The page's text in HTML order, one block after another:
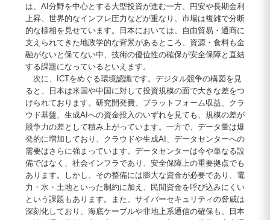
は、AI分野を中心とする大型投資が進む一方、円安や長期金利
上昇、世界的なインフレ圧力などが重なり、市場は複雑で分断
的な様相を見せています。日本においては、自由貿易・通商に
支えられてきた地政学的な背景があるところ、資源・食料も金
融がないと保てない中、技術の優位性の確保が安全保障と直結
する課題になっているといえます。
次に、ICTをめぐる環境認識です。デジタル競争の構図を見
ると、日本は米国や中国に対して投資規模の面で大きな差をつ
けられております。研究開発費、プラットフォーム収益、クラ
ウド基盤、生成AIへの資金投入のいずれを見ても、規模の差が
競争力の差として積み上がっています。一方で、データ量は爆
発的に増加しており、クラウドや生成AI、データセンターへの
需要はさらに強まっています。データセンターは今や単なる設
備ではなく、社会インフラであり、安全保障上の重要拠点でも
あります。しかし、その整備には膨大な資金が必要であり、電
力・水・土地といった制約に加え、民間資金を呼び込みにくい
という課題もあります。また、サイバーセキュリティの脅威は
深刻化しており、海底ケーブルや非地上系通信の確保も、日本